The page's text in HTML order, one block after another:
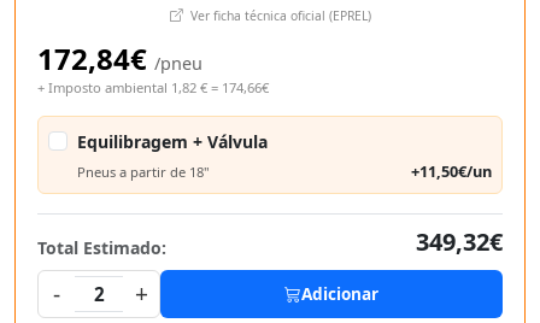
Ver ficha técnica oficial (EPREL)
172,84€ /pneu
+ Imposto ambiental 1,82 € = 174,66€
Equilibragem + Válvula
Pneus a partir de 18" +11,50€/un
Total Estimado:
349,32€
-
2 + Adicionar